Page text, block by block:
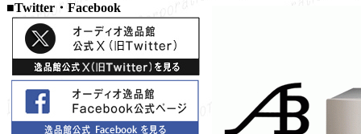
■Twitter・Facebook